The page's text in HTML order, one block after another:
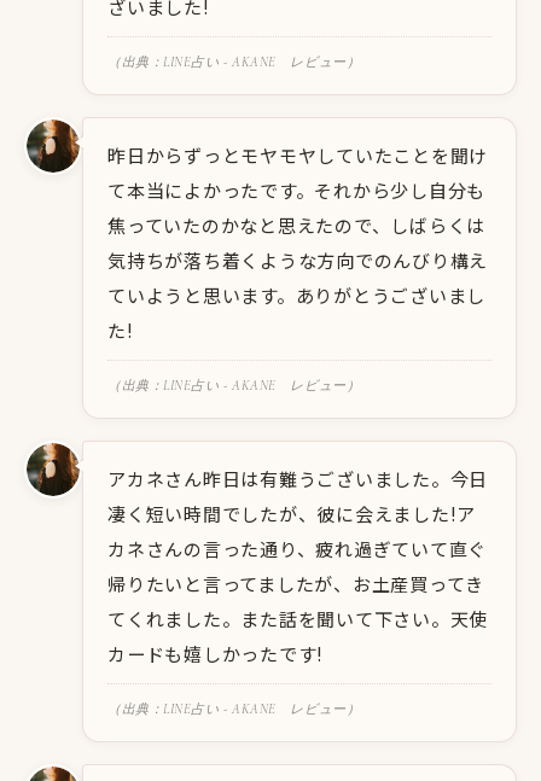
ざいました!
（出典：LINE占い - AKANE レビュー）
昨日からずっとモヤモヤしていたことを聞け
て本当によかったです。それから少し自分も
焦っていたのかなと思えたので、しばらくは
気持ちが落ち着くような方向でのんびり構え
ていようと思います。ありがとうございまし
た!
（出典：LINE占い - AKANE レビュー）
アカネさん昨日は有難うございました。今日
凄く短い時間でしたが、彼に会えました!ア
カネさんの言った通り、疲れ過ぎていて直ぐ
帰りたいと言ってましたが、お土産買ってき
てくれました。また話を聞いて下さい。天使
カードも嬉しかったです!
（出典：LINE占い - AKANE レビュー）